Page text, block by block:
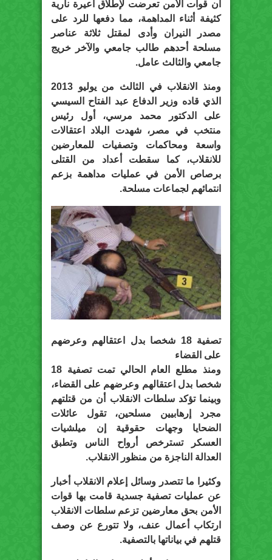
أن قوات الأمن تعرضت لإطلاق أعيرة نارية
كثيفة أثناء المداهمة، مما دفعها للرد على
مصدر النيران وأدى لمقتل ثلاثة عناصر
مسلحة أحدهم طالب جامعي والآخر خريج
جامعي والثالث عامل.
ومنذ الانقلاب في الثالث من يوليو 2013
الذي قاده وزير الدفاع عبد الفتاح السيسي
على الدكتور محمد مرسي، أول رئيس
منتخب في مصر، شهدت البلاد اعتقالات
واسعة ومحاكمات وتصفيات للمعارضين
للانقلاب، كما سقطت أعداد من القتلى
برصاص الأمن في عمليات مداهمة بزعم
انتمائهم لجماعات مسلحة.
تصفية 18 شخصا بدل اعتقالهم وعرضهم
على القضاء
ومنذ مطلع العام الحالي تمت تصفية 18
شخصا بدل اعتقالهم وعرضهم على القضاء،
وبينما تؤكد سلطات الانقلاب أن من قتلتهم
مجرد إرهابيين مسلحين، تقول عائلات
الضحايا وجهات حقوقية إن ميلشيات
العسكر تسترخص أرواح الناس وتطبق
العدالة الناجزة من منظور الانقلاب.
وكثيرا ما تتصدر وسائل إعلام الانقلاب أخبار
عن عمليات تصفية جسدية قامت بها قوات
الأمن بحق معارضين تزعم سلطات الانقلاب
ارتكاب أعمال عنف، ولا تتورع عن وصف
قتلهم في بياناتها بالتصفية.